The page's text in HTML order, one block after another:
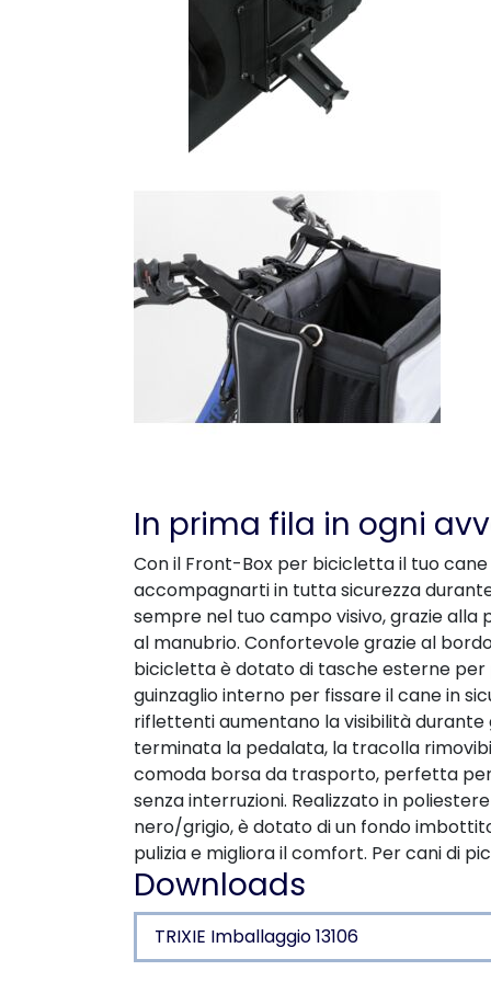
In prima fila in ogni
Con il Front-Box per bicicletta il tuo
accompagnarti in tutta sicurezza
sempre nel tuo campo visivo, grazie alla
al manubrio. Confortevole grazie al
bicicletta è dotato di tasche esterne
guinzaglio interno per fissare il cane in
riflettenti aumentano la visibilità durante
terminata la pedalata, la tracolla
comoda borsa da trasporto, perfetta
senza interruzioni. Realizzato in
nero/grigio, è dotato di un fondo
pulizia e migliora il comfort. Per cani di
Downloads
TRIXIE Imballaggio 13106